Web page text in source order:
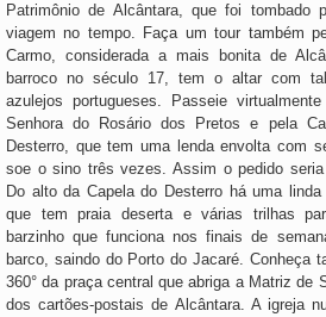
Patrimônio de Alcântara, que foi tombado
viagem no tempo. Faça um tour também
Carmo, considerada a mais bonita de
barroco no século 17, tem o altar com
azulejos portugueses. Passeie
Senhora do Rosário dos Pretos e pela
Desterro, que tem uma lenda envolta com
soe o sino três vezes. Assim o pedido
Do alto da Capela do Desterro há uma
que tem praia deserta e várias trilhas
barzinho que funciona nos finais de
barco, saindo do Porto do Jacaré. Conheça
360° da praça central que abriga a Matriz de
dos cartões-postais de Alcântara. A igreja